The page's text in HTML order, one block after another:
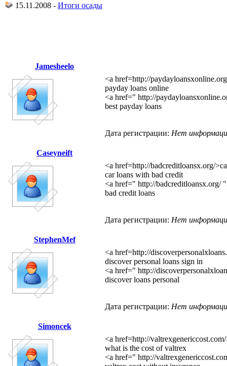
15.11.2008 - Итоги осады
Jamesheelo
<a href=http://
payday loans online
<a href=" http://
best payday loans
Дата регистрации: Нет
Caseyneift
<a href=http://badcreditloansx.org/
car loans with bad credit
<a href=" http://badcreditloansx.org/
bad credit loans
Дата регистрации: Нет
StephenMef
<a href=http://
discover personal loans sign in
<a href=" http://
discover loans personal
Дата регистрации: Нет
Simoncek
<a href=http://
what is the cost of valtrex
<a href=" http://